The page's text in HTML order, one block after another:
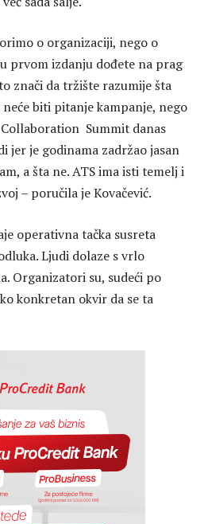
o organizaciji, nego o
prvom izdanju dođete na prag
znači da tržište razumije šta
biti pitanje kampanje, nego
Summit danas
jer je godinama zadržao jasan
a šta ne. ATS ima isti temelj i
– poručila je Kovačević.
operativna tačka susreta
Ljudi dolaze s vrlo
Organizatori su, sudeći po
konkretan okvir da se ta